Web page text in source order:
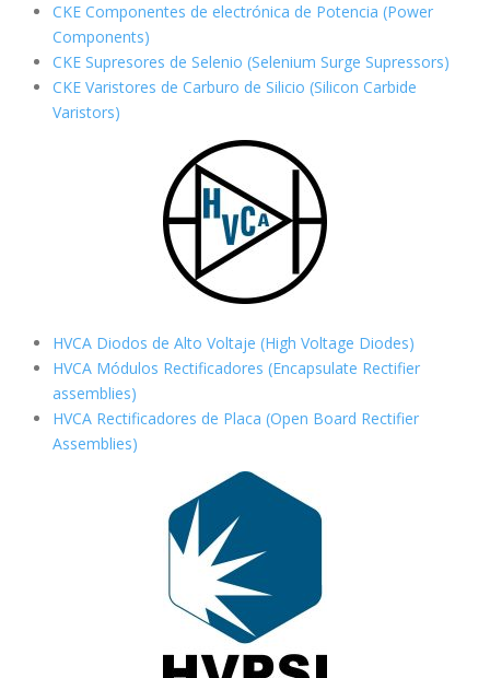
CKE Componentes de electrónica de Potencia (Power
Components)
CKE Supresores de Selenio (Selenium Surge Supressors)
CKE Varistores de Carburo de Silicio (Silicon Carbide
Varistors)
HVCA Diodos de Alto Voltaje (High Voltage Diodes)
HVCA Módulos Rectificadores (Encapsulate Rectifier
assemblies)
HVCA Rectificadores de Placa (Open Board Rectifier
Assemblies)